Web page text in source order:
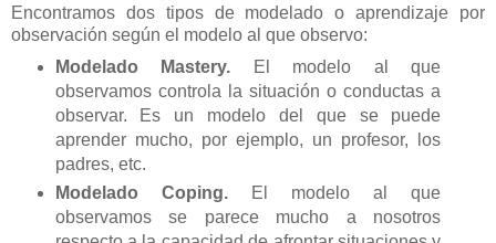
Encontramos dos tipos de modelado o aprendizaje por
observación según el modelo al que observo:
Modelado Mastery. El modelo al que
observamos controla la situación o conductas a
observar. Es un modelo del que se puede
aprender mucho, por ejemplo, un profesor, los
padres, etc.
Modelado Coping.El modelo al que
observamos se parece mucho a nosotros